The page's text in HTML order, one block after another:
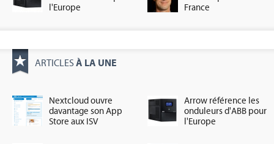
l'Europe
France
ARTICLES À LA UNE
Nextcloud ouvre
davantage son App
Store aux ISV
Arrow référence les
onduleurs d'ABB pour
l'Europe